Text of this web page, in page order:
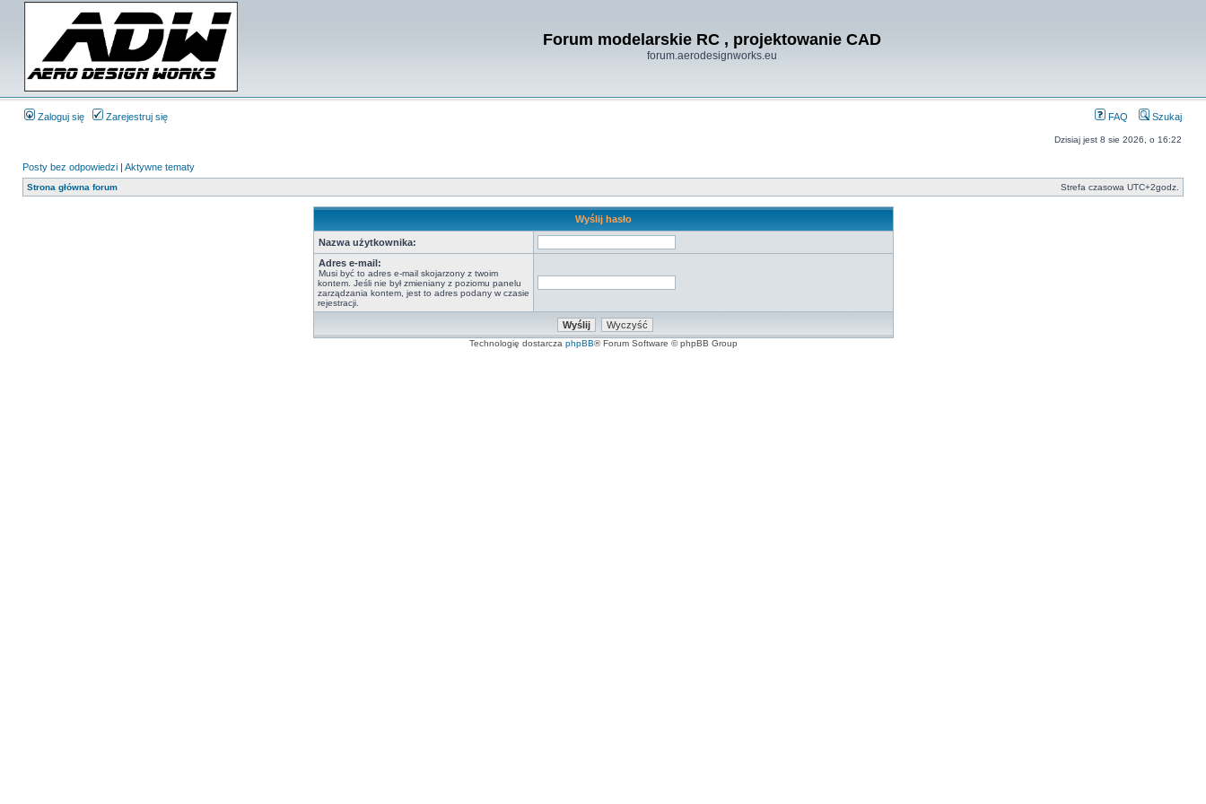
Forum modelarskie RC , projektowanie CAD
forum.aerodesignworks.eu
Zaloguj się Zarejestruj się FAQ Szukaj
Dzisiaj jest 8 sie 2026, o 16:22
Posty bez odpowiedzi | Aktywne tematy
Strona główna forum Strefa czasowa UTC+2godz.
Wyślij hasło
Nazwa użytkownika:
Adres e-mail:
Musi być to adres e-mail skojarzony z twoim
kontem. Jeśli nie był zmieniany z poziomu panelu
zarządzania kontem, jest to adres podany w czasie
rejestracji.
Technologię dostarcza phpBB® Forum Software © phpBB Group